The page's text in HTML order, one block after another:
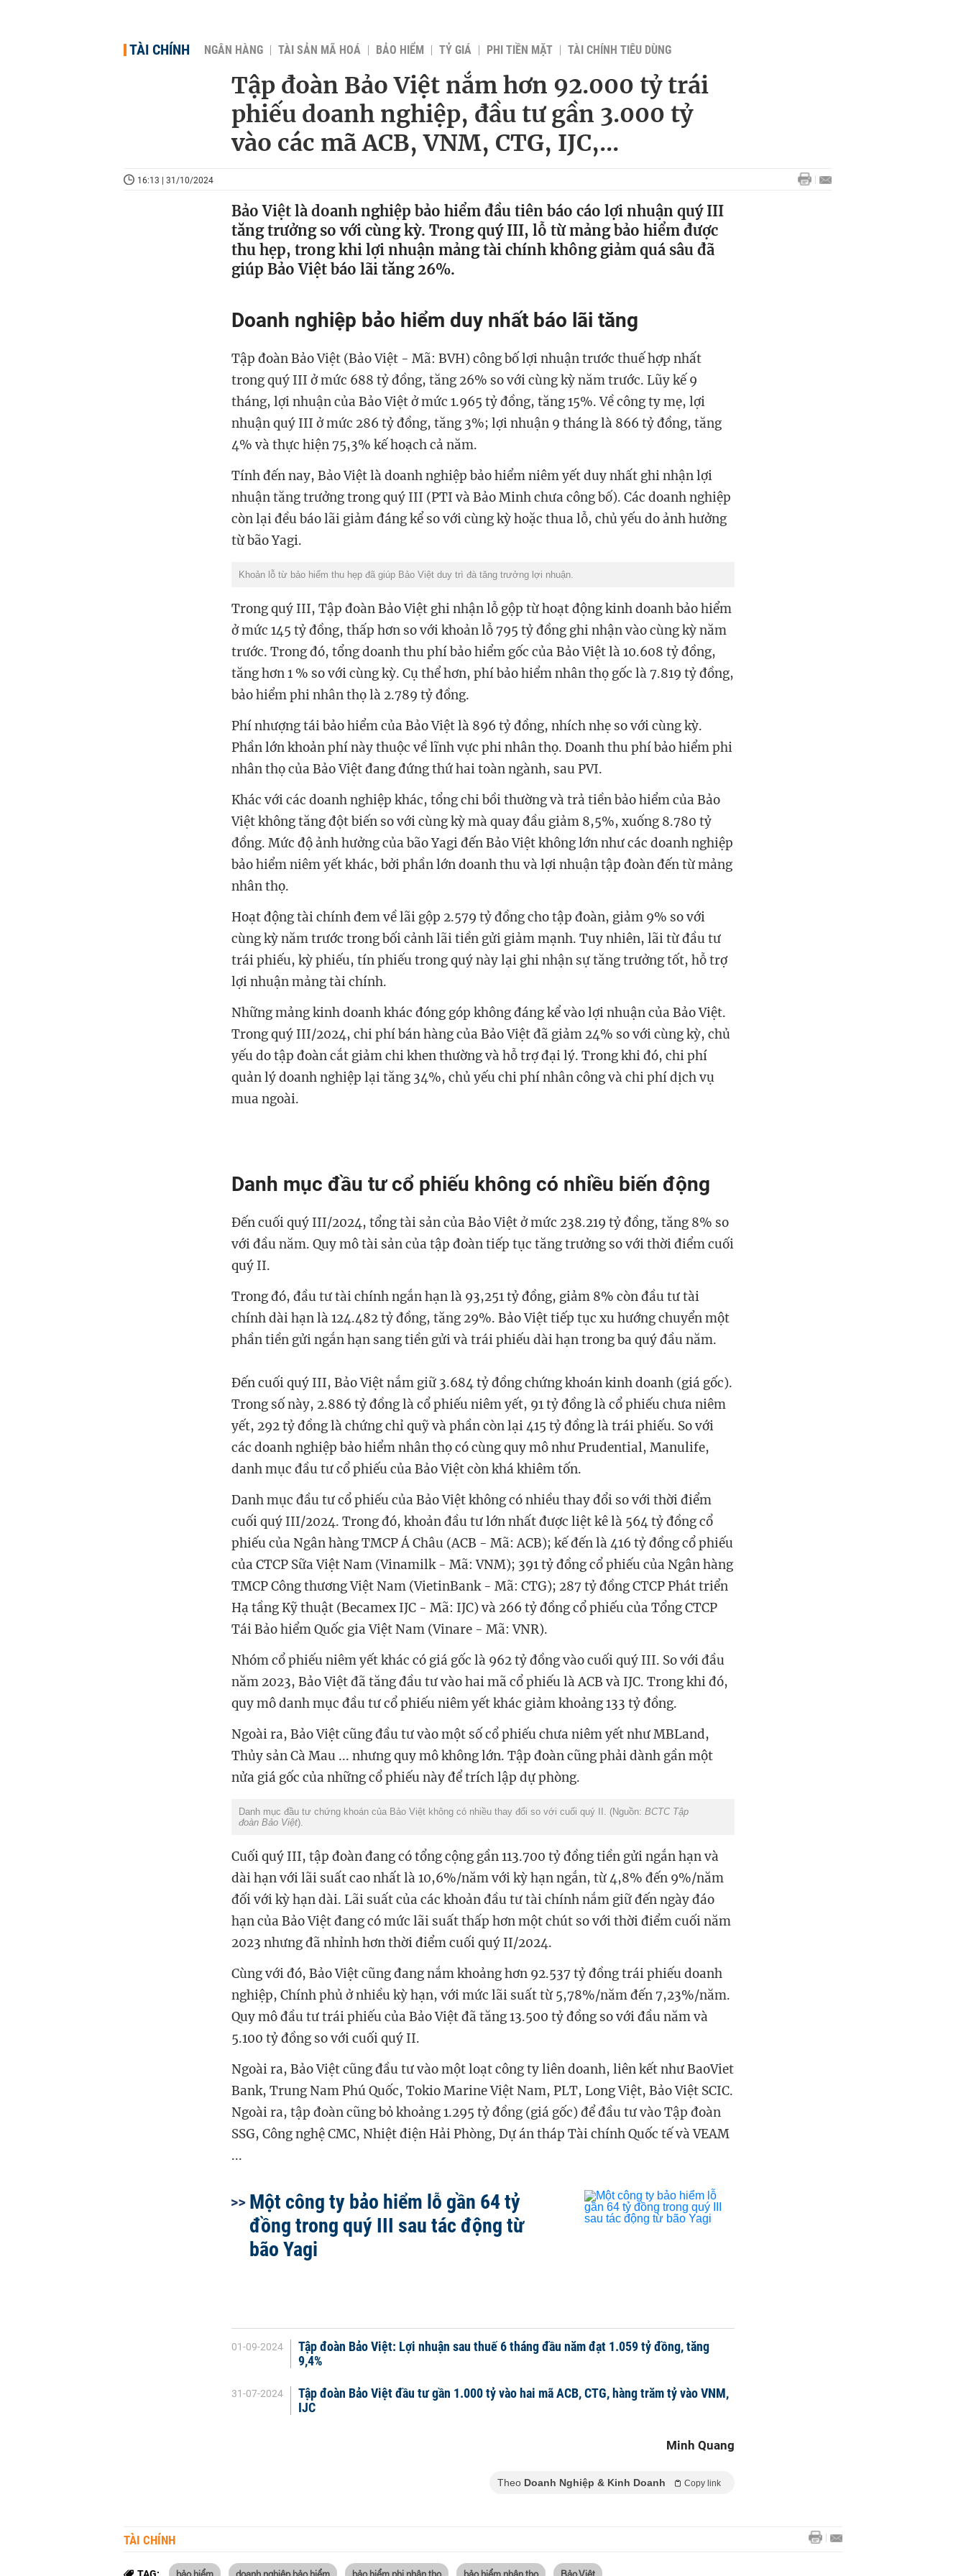
TÀI CHÍNH NGÂN HÀNG TÀI SẢN MÃ HOÁ BẢO HIỂM TỶ GIÁ PHI TIỀN MẶT TÀI CHÍNH TIÊU DÙNG
Tập đoàn Bảo Việt nắm hơn 92.000 tỷ trái
phiếu doanh nghiệp, đầu tư gần 3.000 tỷ
vào các mã ACB, VNM, CTG, IJC,...
16:13 | 31/10/2024
Bảo Việt là doanh nghiệp bảo hiểm đầu tiên báo cáo lợi nhuận quý III
tăng trưởng so với cùng kỳ. Trong quý III, lỗ từ mảng bảo hiểm được
thu hẹp, trong khi lợi nhuận mảng tài chính không giảm quá sâu đã
giúp Bảo Việt báo lãi tăng 26%.
Doanh nghiệp bảo hiểm duy nhất báo lãi tăng
Tập đoàn Bảo Việt (Bảo Việt - Mã: BVH) công bố lợi nhuận trước thuế hợp nhất
trong quý III ở mức 688 tỷ đồng, tăng 26% so với cùng kỳ năm trước. Lũy kế 9
tháng, lợi nhuận của Bảo Việt ở mức 1.965 tỷ đồng, tăng 15%. Về công ty mẹ, lợi
nhuận quý III ở mức 286 tỷ đồng, tăng 3%; lợi nhuận 9 tháng là 866 tỷ đồng, tăng
4% và thực hiện 75,3% kế hoạch cả năm.
Tính đến nay, Bảo Việt là doanh nghiệp bảo hiểm niêm yết duy nhất ghi nhận lợi
nhuận tăng trưởng trong quý III (PTI và Bảo Minh chưa công bố). Các doanh nghiệp
còn lại đều báo lãi giảm đáng kể so với cùng kỳ hoặc thua lỗ, chủ yếu do ảnh hưởng
từ bão Yagi.
Khoản lỗ từ bảo hiểm thu hẹp đã giúp Bảo Việt duy trì đà tăng trưởng lợi nhuận.
Trong quý III, Tập đoàn Bảo Việt ghi nhận lỗ gộp từ hoạt động kinh doanh bảo hiểm
ở mức 145 tỷ đồng, thấp hơn so với khoản lỗ 795 tỷ đồng ghi nhận vào cùng kỳ năm
trước. Trong đó, tổng doanh thu phí bảo hiểm gốc của Bảo Việt là 10.608 tỷ đồng,
tăng hơn 1 % so với cùng kỳ. Cụ thể hơn, phí bảo hiểm nhân thọ gốc là 7.819 tỷ đồng,
bảo hiểm phi nhân thọ là 2.789 tỷ đồng.
Phí nhượng tái bảo hiểm của Bảo Việt là 896 tỷ đồng, nhích nhẹ so với cùng kỳ.
Phần lớn khoản phí này thuộc về lĩnh vực phi nhân thọ. Doanh thu phí bảo hiểm phi
nhân thọ của Bảo Việt đang đứng thứ hai toàn ngành, sau PVI.
Khác với các doanh nghiệp khác, tổng chi bồi thường và trả tiền bảo hiểm của Bảo
Việt không tăng đột biến so với cùng kỳ mà quay đầu giảm 8,5%, xuống 8.780 tỷ
đồng. Mức độ ảnh hưởng của bão Yagi đến Bảo Việt không lớn như các doanh nghiệp
bảo hiểm niêm yết khác, bởi phần lớn doanh thu và lợi nhuận tập đoàn đến từ mảng
nhân thọ.
Hoạt động tài chính đem về lãi gộp 2.579 tỷ đồng cho tập đoàn, giảm 9% so với
cùng kỳ năm trước trong bối cảnh lãi tiền gửi giảm mạnh. Tuy nhiên, lãi từ đầu tư
trái phiếu, kỳ phiếu, tín phiếu trong quý này lại ghi nhận sự tăng trưởng tốt, hỗ trợ
lợi nhuận mảng tài chính.
Những mảng kinh doanh khác đóng góp không đáng kể vào lợi nhuận của Bảo Việt.
Trong quý III/2024, chi phí bán hàng của Bảo Việt đã giảm 24% so với cùng kỳ, chủ
yếu do tập đoàn cắt giảm chi khen thường và hỗ trợ đại lý. Trong khi đó, chi phí
quản lý doanh nghiệp lại tăng 34%, chủ yếu chi phí nhân công và chi phí dịch vụ
mua ngoài.
Danh mục đầu tư cổ phiếu không có nhiều biến động
Đến cuối quý III/2024, tổng tài sản của Bảo Việt ở mức 238.219 tỷ đồng, tăng 8% so
với đầu năm. Quy mô tài sản của tập đoàn tiếp tục tăng trưởng so với thời điểm cuối
quý II.
Trong đó, đầu tư tài chính ngắn hạn là 93,251 tỷ đồng, giảm 8% còn đầu tư tài
chính dài hạn là 124.482 tỷ đồng, tăng 29%. Bảo Việt tiếp tục xu hướng chuyển một
phần tiền gửi ngắn hạn sang tiền gửi và trái phiếu dài hạn trong ba quý đầu năm.
Đến cuối quý III, Bảo Việt nắm giữ 3.684 tỷ đồng chứng khoán kinh doanh (giá gốc).
Trong số này, 2.886 tỷ đồng là cổ phiếu niêm yết, 91 tỷ đồng là cổ phiếu chưa niêm
yết, 292 tỷ đồng là chứng chỉ quỹ và phần còn lại 415 tỷ đồng là trái phiếu. So với
các doanh nghiệp bảo hiểm nhân thọ có cùng quy mô như Prudential, Manulife,
danh mục đầu tư cổ phiếu của Bảo Việt còn khá khiêm tốn.
Danh mục đầu tư cổ phiếu của Bảo Việt không có nhiều thay đổi so với thời điểm
cuối quý III/2024. Trong đó, khoản đầu tư lớn nhất được liệt kê là 564 tỷ đồng cổ
phiếu của Ngân hàng TMCP Á Châu (ACB - Mã: ACB); kế đến là 416 tỷ đồng cổ phiếu
của CTCP Sữa Việt Nam (Vinamilk - Mã: VNM); 391 tỷ đồng cổ phiếu của Ngân hàng
TMCP Công thương Việt Nam (VietinBank - Mã: CTG); 287 tỷ đồng CTCP Phát triển
Hạ tầng Kỹ thuật (Becamex IJC - Mã: IJC) và 266 tỷ đồng cổ phiếu của Tổng CTCP
Tái Bảo hiểm Quốc gia Việt Nam (Vinare - Mã: VNR).
Nhóm cổ phiếu niêm yết khác có giá gốc là 962 tỷ đồng vào cuối quý III. So với đầu
năm 2023, Bảo Việt đã tăng đầu tư vào hai mã cổ phiếu là ACB và IJC. Trong khi đó,
quy mô danh mục đầu tư cổ phiếu niêm yết khác giảm khoảng 133 tỷ đồng.
Ngoài ra, Bảo Việt cũng đầu tư vào một số cổ phiếu chưa niêm yết như MBLand,
Thủy sản Cà Mau ... nhưng quy mô không lớn. Tập đoàn cũng phải dành gần một
nửa giá gốc của những cổ phiếu này để trích lập dự phòng.
Danh mục đầu tư chứng khoán của Bảo Việt không có nhiều thay đổi so với cuối quý II. (Nguồn: BCTC Tập
đoàn Bảo Việt).
Cuối quý III, tập đoàn đang có tổng cộng gần 113.700 tỷ đồng tiền gửi ngắn hạn và
dài hạn với lãi suất cao nhất là 10,6%/năm với kỳ hạn ngắn, từ 4,8% đến 9%/năm
đối với kỳ hạn dài. Lãi suất của các khoản đầu tư tài chính nắm giữ đến ngày đáo
hạn của Bảo Việt đang có mức lãi suất thấp hơn một chút so với thời điểm cuối năm
2023 nhưng đã nhỉnh hơn thời điểm cuối quý II/2024.
Cùng với đó, Bảo Việt cũng đang nắm khoảng hơn 92.537 tỷ đồng trái phiếu doanh
nghiệp, Chính phủ ở nhiều kỳ hạn, với mức lãi suất từ 5,78%/năm đến 7,23%/năm.
Quy mô đầu tư trái phiếu của Bảo Việt đã tăng 13.500 tỷ đồng so với đầu năm và
5.100 tỷ đồng so với cuối quý II.
Ngoài ra, Bảo Việt cũng đầu tư vào một loạt công ty liên doanh, liên kết như BaoViet
Bank, Trung Nam Phú Quốc, Tokio Marine Việt Nam, PLT, Long Việt, Bảo Việt SCIC.
Ngoài ra, tập đoàn cũng bỏ khoảng 1.295 tỷ đồng (giá gốc) để đầu tư vào Tập đoàn
SSG, Công nghệ CMC, Nhiệt điện Hải Phòng, Dự án tháp Tài chính Quốc tế và VEAM
...
Một công ty bảo hiểm lỗ gần 64 tỷ
đồng trong quý III sau tác động từ
bão Yagi
01-09-2024
Tập đoàn Bảo Việt: Lợi nhuận sau thuế 6 tháng đầu năm đạt 1.059 tỷ đồng, tăng
9,4%
31-07-2024
Tập đoàn Bảo Việt đầu tư gần 1.000 tỷ vào hai mã ACB, CTG, hàng trăm tỷ vào VNM,
IJC
Minh Quang
Theo Doanh Nghiệp & Kinh Doanh Copy link
TÀI CHÍNH
bảo hiểm doanh nghiệp bảo hiểm bảo hiểm phi nhân thọ bảo hiểm nhân thọ Bảo Việt